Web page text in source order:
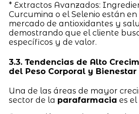
* Extractos Avanzados:
Curcumina o el Selenio están
mercado de antioxidantes y
demostrando que el cliente
específicos y de valor.
3.3. Tendencias de Alto
del Peso Corporal y Bienestar
Una de las áreas de mayor
sector de la parafarmacia es